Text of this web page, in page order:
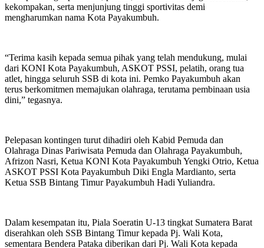
kekompakan, serta menjunjung tinggi sportivitas demi
mengharumkan nama Kota Payakumbuh.
“Terima kasih kepada semua pihak yang telah mendukung, mulai
dari KONI Kota Payakumbuh, ASKOT PSSI, pelatih, orang tua
atlet, hingga seluruh SSB di kota ini. Pemko Payakumbuh akan
terus berkomitmen memajukan olahraga, terutama pembinaan usia
dini,” tegasnya.
Pelepasan kontingen turut dihadiri oleh Kabid Pemuda dan
Olahraga Dinas Pariwisata Pemuda dan Olahraga Payakumbuh,
Afrizon Nasri, Ketua KONI Kota Payakumbuh Yengki Otrio, Ketua
ASKOT PSSI Kota Payakumbuh Diki Engla Mardianto, serta
Ketua SSB Bintang Timur Payakumbuh Hadi Yuliandra.
Dalam kesempatan itu, Piala Soeratin U-13 tingkat Sumatera Barat
diserahkan oleh SSB Bintang Timur kepada Pj. Wali Kota,
sementara Bendera Pataka diberikan dari Pj. Wali Kota kepada